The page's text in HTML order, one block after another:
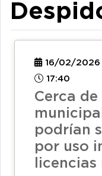
16/02/2026
17:40
Cerca
podrían
por uso